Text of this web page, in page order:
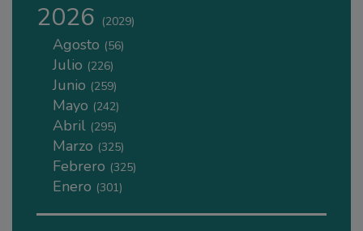
2026 (2029)
Agosto (56)
Julio (226)
Junio (259)
Mayo (242)
Abril (295)
Marzo (325)
Febrero (325)
Enero (301)